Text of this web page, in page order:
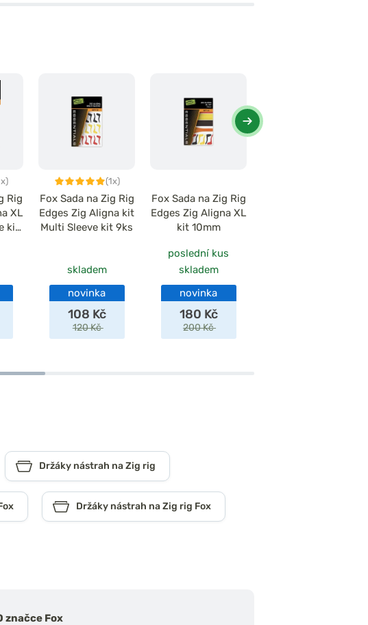
Rig
XL
kit
(1x)
Fox Sada na Zig Rig
Edges Zig Aligna kit
Multi Sleeve kit 9ks
skladem
novinka
108 Kč
120 Kč
Fox Sada na Zig Rig
Edges Zig Aligna XL
kit 10mm
poslední kus
skladem
novinka
180 Kč
200 Kč
Držáky nástrah na Zig rig
Držáky nástrah na Zig rig Fox
značce Fox